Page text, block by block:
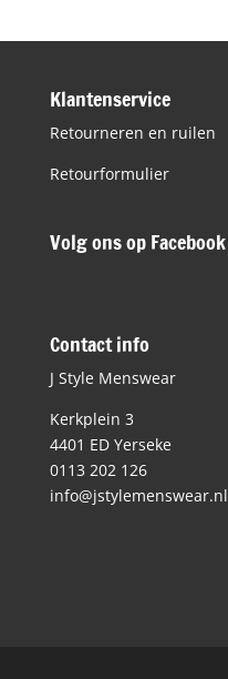
€159,95.€70,00.
Klantenservice
Retourneren en ruilen
Retourformulier
Volg ons op Facebook
Contact info
J Style Menswear
Kerkplein 3
4401 ED Yerseke
0113 202 126
info@jstylemenswear.nl